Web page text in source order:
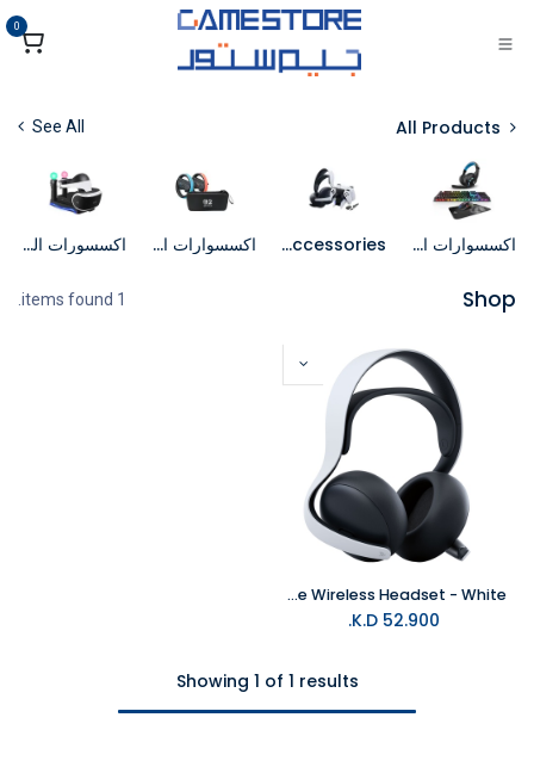
تخطي للذهاب إلى المحتوى
0
All Products
See All
اكسسوارات الكمبيوتر PS5 Accessories اكسسوارات السويتش اكسسورات الواقع الافتراضي
Shop
1 items found.
PlayStation Pulse Elite Wireless Headset - White
52.900
Showing 1 of 1 results